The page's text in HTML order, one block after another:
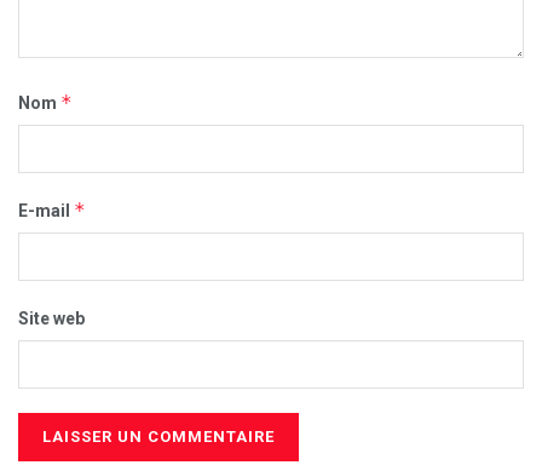
Nom *
E-mail *
Site web